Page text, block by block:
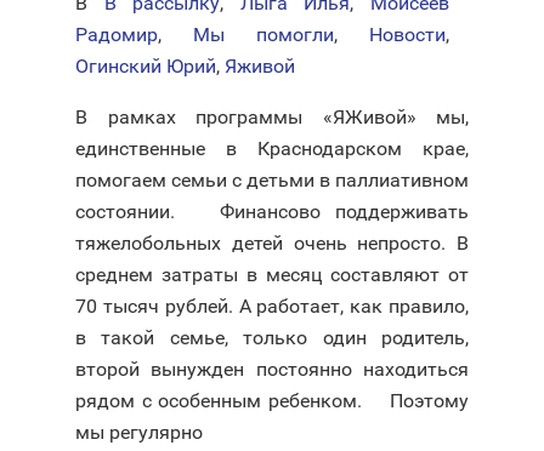
Радомир, Мы помогли, Новости,
Огинский Юрий, Яживой
В рамках программы «ЯЖивой» мы,
единственные в Краснодарском крае,
помогаем семьи с детьми в паллиативном
состоянии. ⠀ Финансово поддерживать
тяжелобольных детей очень непросто. В
среднем затраты в месяц составляют от
70 тысяч рублей. А работает, как правило,
в такой семье, только один родитель,
второй вынужден постоянно находиться
рядом с особенным ребенком. ⠀ Поэтому
мы регулярно